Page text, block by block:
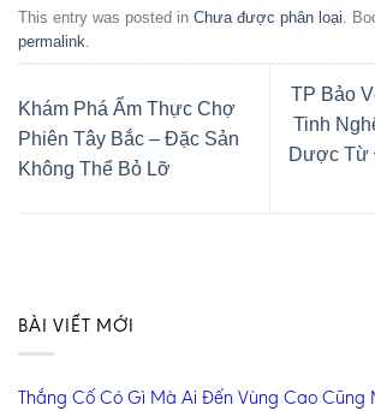
This entry was posted in Chưa được phân loại .
permalink
Khám Phá Ẩm Thực Chợ
Phiên Tây Bắc – Đặc Sản
Không Thể Bỏ Lỡ
TP Bảo
Tinh
Dược Từ
BÀI VIẾT MỚI
Thắng Cố Có Gì Mà Ai Đến Vùng Cao Cũng